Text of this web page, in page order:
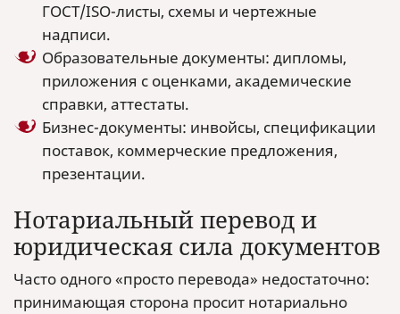
ГОСТ/ISO-листы, схемы и чертежные
надписи.
Образовательные документы: дипломы,
приложения с оценками, академические
справки, аттестаты.
Бизнес-документы: инвойсы, спецификации
поставок, коммерческие предложения,
презентации.
Нотариальный перевод и
юридическая сила документов
Часто одного «просто перевода» недостаточно:
принимающая сторона просит нотариально